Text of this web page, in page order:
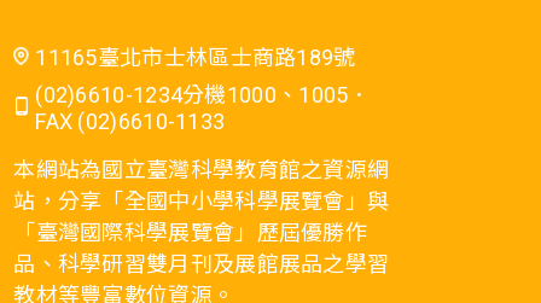
11165臺北市士林區士商路189號
(02)6610-1234分機1000、1005．
FAX (02)6610-1133
本網站為國立臺灣科學教育館之資源網
站，分享「全國中小學科學展覽會」與
「臺灣國際科學展覽會」歷屆優勝作
品、科學研習雙月刊及展館展品之學習
教材等豐富數位資源。